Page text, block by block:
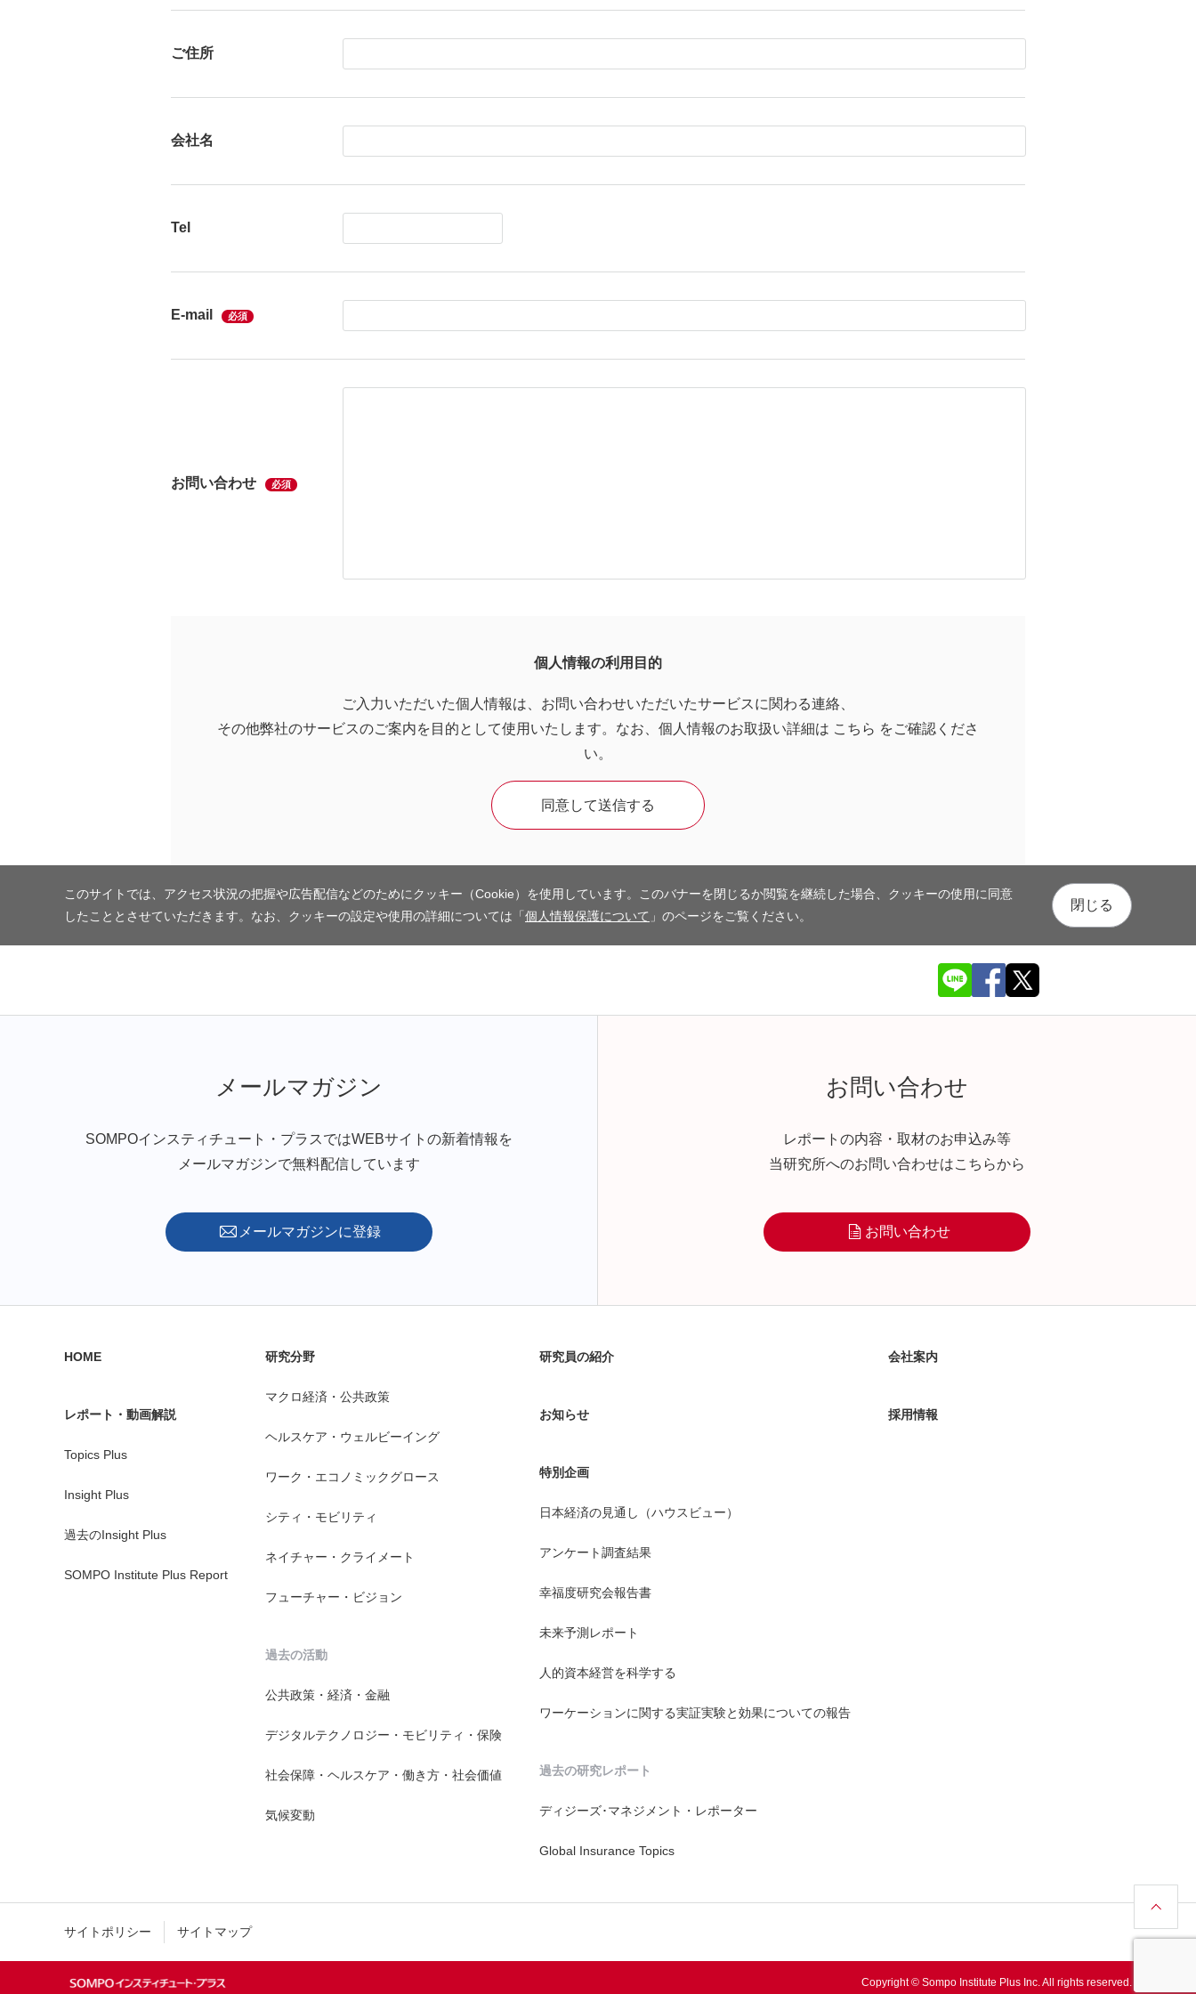
ご住所
会社名
Tel
E-mail 必須
お問い合わせ 必須
個人情報の利用目的
ご入力いただいた個人情報は、お問い合わせいただいたサービスに関わる連絡、
その他弊社のサービスのご案内を目的として使用いたします。なお、個人情報のお取扱い詳細は こちら をご確認くださ
い。
このサイトでは、アクセス状況の把握や広告配信などのためにクッキー（Cookie）を使用しています。このバナーを閉じるか閲覧を継続した場合、クッキーの使用に同意
したこととさせていただきます。なお、クッキーの設定や使用の詳細については「個人情報保護について 」のページをご覧ください。
閉じる
メールマガジン
SOMPOインスティチュート・プラスではWEBサイトの新着情報を
メールマガジンで無料配信しています
メールマガジンに登録
お問い合わせ
レポートの内容・取材のお申込み等
当研究所へのお問い合わせはこちらから
お問い合わせ
HOME
レポート・動画解説
Topics Plus
Insight Plus
過去のInsight Plus
SOMPO Institute Plus Report
研究分野
マクロ経済・公共政策
ヘルスケア・ウェルビーイング
ワーク・エコノミックグロース
シティ・モビリティ
ネイチャー・クライメート
フューチャー・ビジョン
過去の活動
公共政策・経済・金融
デジタルテクノロジー・モビリティ・保険
社会保障・ヘルスケア・働き方・社会価値
気候変動
研究員の紹介
お知らせ
特別企画
日本経済の見通し（ハウスビュー）
アンケート調査結果
幸福度研究会報告書
未来予測レポート
人的資本経営を科学する
ワーケーションに関する実証実験と効果についての報告
過去の研究レポート
ディジーズ･マネジメント・レポーター
Global Insurance Topics
会社案内
採用情報
サイトポリシー サイトマップ
Copyright © Sompo Institute Plus Inc. All rights reserved.